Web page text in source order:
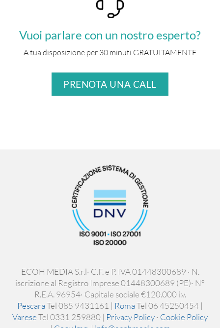
Vuoi parlare con un nostro esperto?
A tua disposizione per 30 minuti GRATUITAMENTE
PRENOTA UNA CALL
ECOH MEDIA S.r.l· C.F. e P. IVA 01448300689 · N.
iscrizione al Registro Imprese 01448300689 (PE)· N°
R.E.A. 96954· Capitale sociale €120.000 i.v.
PescaraTel 085 9431161 | RomaTel 06 45250454 |
VareseTel 0331 259880 | Privacy Policy· Cookie Policy